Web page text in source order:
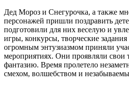
Дед Мороз и Снегурочка, а также
персонажей пришли поздравить
подготовили для них веселую и
игры, конкурсы, творческие
огромным энтузиазмом приняли
мероприятиях. Они проявляли свои
фантазию. Время пролетело
смехом, волшебством и